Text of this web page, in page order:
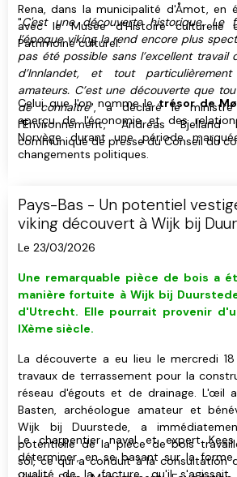
Rena, dans la municipalité d'Åmot, en
avec le Musée d'Histoire
Patrimoine culturel.
"C'est une découverte historique. Le
l’époque viking la rend encore plus
pas été possible sans l’excellent travail
d’Innlandet, et tout particulièrement
amateurs. C’est une découverte que
de connaître", a déclaré le
l’Environnement, Andreas
communiqué de presse du Conseil du
Celui que l'on nomme letrésor de
aperçu de l'économie et des
Norvège durant une période
changements politiques.
Pays-Bas - Un potentiel
viking découvert à Wijk bij
Le 23/03/2026
Une remarquable pièce de bois a
manière fortuite à Wijk bij
d'Utrecht. Elle pourrait provenir
IXème siècle.
La découverte a eu lieu le mercredi
travaux de terrassement pour la
réseau d'égouts et de drainage. L'œil
Basten, archéologue amateur et
Wijk bij Duurstede, a
potentielle de la pièce de bois
sol, ce qui a conduit à la consultation
Le charpentier naval et expert
déterminer, en se basant sur la
qualité de la facture, qu'il s'agissait